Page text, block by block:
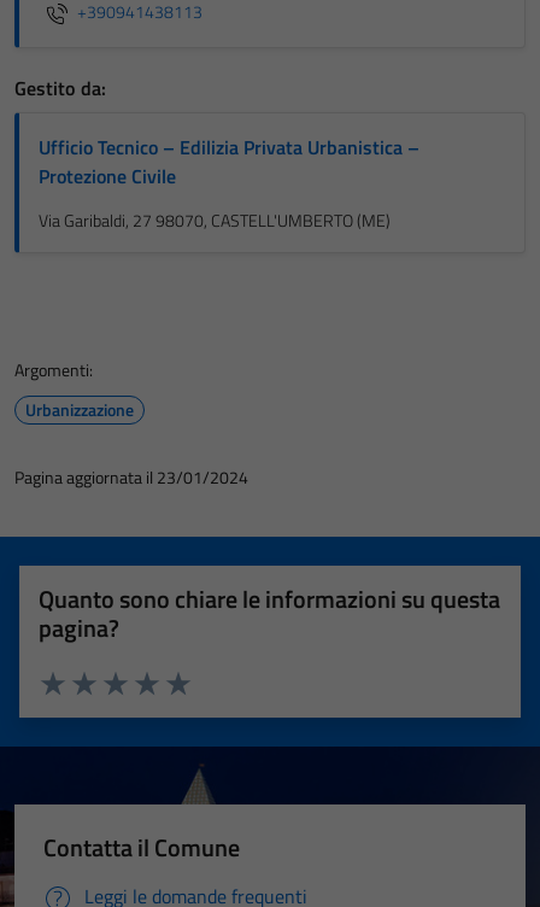
+390941438113
Gestito da:
Ufficio Tecnico – Edilizia Privata Urbanistica –
Protezione Civile
Via Garibaldi, 27 98070, CASTELL'UMBERTO (ME)
Argomenti:
Urbanizzazione
Pagina aggiornata il 23/01/2024
Quanto sono chiare le informazioni su questa
pagina?
Valuta 5 stelle su 5
Valuta 4 stelle su 5
Valuta 3 stelle su 5
Valuta 2 stelle su 5
Valuta 1 stelle su 5
Contatta il Comune
Leggi le domande frequenti